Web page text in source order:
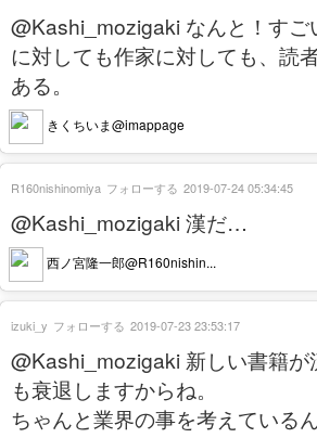
@Kashi_mozigaki なんと！すご
に対しても作家に対しても、読
ある。
きくちいま@imappage
@Kashi_mozigaki 漢だ…
西ノ宮隆一郎@R160nishin...
R160nishinomiya フォローする 2019-07-24 05:34:45
@Kashi_mozigaki 新しい書籍が
も衰退しますからね。
ちゃんと業界の事を考えているん
izuki_y フォローする 2019-07-23 23:53:17